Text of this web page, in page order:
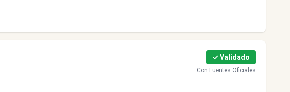
✓ Validado
Con Fuentes Oficiales